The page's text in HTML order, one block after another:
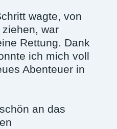
wagte, von
war
Rettung. Dank
ich mich voll
Abenteuer in
an das